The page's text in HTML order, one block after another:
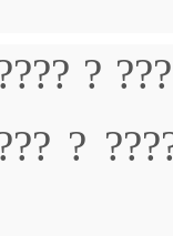
??????
???